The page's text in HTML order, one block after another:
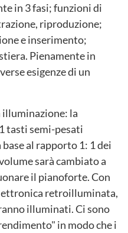
in 3 fasi; funzioni di
riproduzione;
e inserimento;
Pienamente in
esigenze di un
illuminazione: la
tasti semi-pesati
al rapporto 1: 1 dei
sarà cambiato a
il pianoforte. Con
retroilluminata,
illuminati. Ci sono
in modo che i